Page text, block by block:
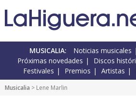
MUSICALIA: Noticias musicales
Próximas novedades
Discos
Festivales
Premios Artistas
Musicalia > Lene Marlin